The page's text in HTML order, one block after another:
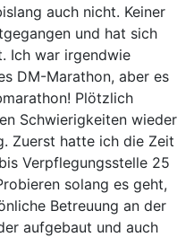
auch nicht. Keiner
und hat sich
Ich war irgendwie
DM-Marathon, aber es
Plötzlich
Schwierigkeiten wieder
Zuerst hatte ich die Zeit
Verpflegungsstelle 25
solang es geht,
Betreuung an der
aufgebaut und auch